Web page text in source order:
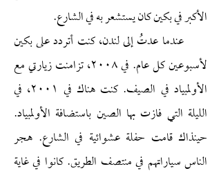
الأكبر في بكين كان يستشعر به في الشارع.
عندما عدتُ إلى لندن، كنت أتردد على بكين
لأسبوعين كل عام. في ٢٠٠٨، تزامنت زيارتي مع
الأولمبياد في الصيف. كنت هناك في ٢٠٠١، في
الليلة التي فازت بها الصين باستضافة الأولمبياد.
حينذاك قامت حفلة عشوائية في الشارع. هجر
الناس سياراتهم في منتصف الطريق. كانوا في غاية